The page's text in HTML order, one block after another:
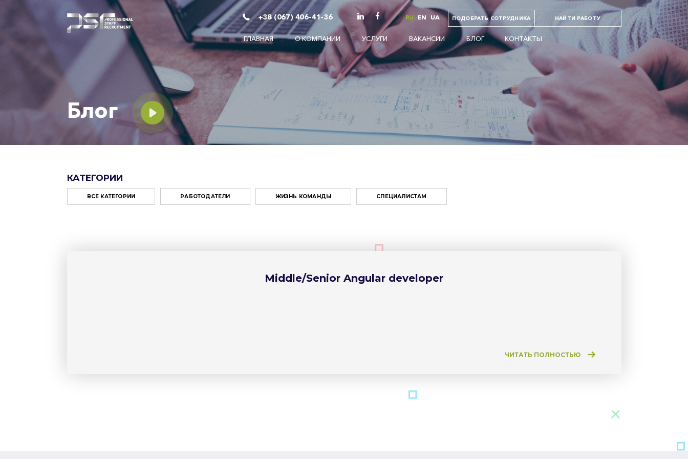
+38 (067) 406-41-36 RU EN UA ПОДОБРАТЬ СОТРУДНИКА НАЙТИ РАБОТУ
ГЛАВНАЯ О КОМПАНИИ УСЛУГИ ВАКАНСИИ БЛОГ КОНТАКТЫ
Блог
КАТЕГОРИИ
ВСЕ КАТЕГОРИИ РАБОТОДАТЕЛИ ЖИЗНЬ КОМАНДЫ СПЕЦИАЛИСТАМ
Middle/Senior Angular developer
ЧИТАТЬ ПОЛНОСТЬЮ